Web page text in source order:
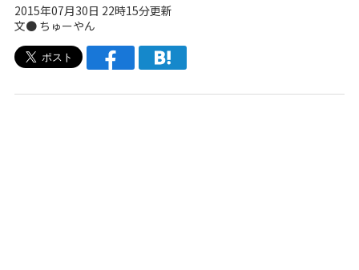
2015年07月30日 22時15分更新
文● ちゅーやん